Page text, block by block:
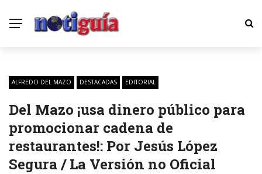
ALFREDO DEL MAZO DESTACADAS EDITORIAL
Del Mazo ¡usa dinero público para
promocionar cadena de
restaurantes!: Por Jesús López
Segura / La Versión no Oficial